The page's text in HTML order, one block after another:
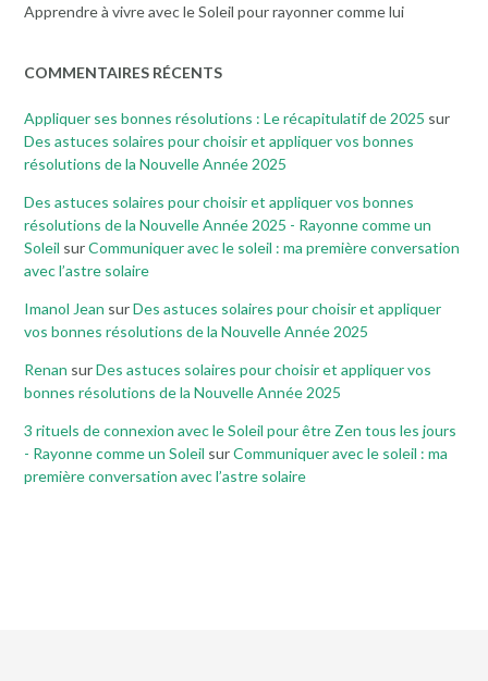
Apprendre à vivre avec le Soleil pour rayonner comme lui
COMMENTAIRES RÉCENTS
Appliquer ses bonnes résolutions : Le récapitulatif de 2025 sur
Des astuces solaires pour choisir et appliquer vos bonnes
résolutions de la Nouvelle Année 2025
Des astuces solaires pour choisir et appliquer vos bonnes
résolutions de la Nouvelle Année 2025 - Rayonne comme un
Soleil surCommuniquer avec le soleil : ma première conversation
avec l’astre solaire
Imanol Jean surDes astuces solaires pour choisir et appliquer
vos bonnes résolutions de la Nouvelle Année 2025
Renan surDes astuces solaires pour choisir et appliquer vos
bonnes résolutions de la Nouvelle Année 2025
3 rituels de connexion avec le Soleil pour être Zen tous les jours
- Rayonne comme un Soleil surCommuniquer avec le soleil : ma
première conversation avec l’astre solaire